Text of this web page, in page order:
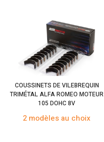
COUSSINETS DE VILEBREQUIN
TRIMÉTAL ALFA ROMEO MOTEUR
105 DOHC 8V
2 modèles au choix